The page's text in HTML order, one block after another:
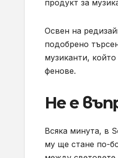
продукт за
Освен на
подобрено
музиканти,
фенове.
Не е
Всяка минута, в
му ще стане по-